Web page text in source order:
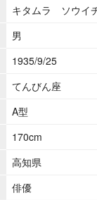
キタムラ ソウイ
男
1935/9/25
てんびん座
A型
170cm
高知県
俳優